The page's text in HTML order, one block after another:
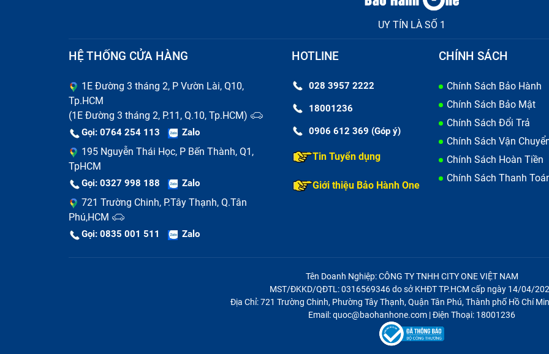
UY TÍN LÀ SỐ 1
HỆ THỐNG CỬA HÀNG
1E Đường 3 tháng 2, P Vườn Lài, Q10,
Tp.HCM
(1E Đường 3 tháng 2, P.11, Q.10, Tp.HCM)
Gọi: 0764 254 113 Zalo
195 Nguyễn Thái Học, P Bến Thành, Q1,
TpHCM
Gọi: 0327 998 188 Zalo
721 Trường Chinh, P.Tây Thạnh, Q.Tân
Phú,HCM
Gọi: 0835 001 511 Zalo
HOTLINE
028 3957 2222
18001236
0906 612 369 (Góp ý)
Tin Tuyển dụng
Giới thiệu Bảo Hành One
CHÍNH SÁCH
Chính Sách Bảo Hành
Chính Sách Bảo Mật
Chính Sách Đổi Trả
Chính Sách Vận
Chính Sách Hoàn Tiền
Chính Sách Thanh
Tên Doanh Nghiệp: CÔNG TY TNHH CITY ONE VIỆT NAM
MST/ĐKKD/QĐTL: 0316569346 do sở KHĐT TP.HCM cấp ngày 14/04/
Địa Chỉ: 721 Trường Chinh, Phường Tây Thạnh, Quận Tân Phú, Thành phố Hồ Chí
Email: quoc@baohanhone.com | Điện Thoại: 18001236